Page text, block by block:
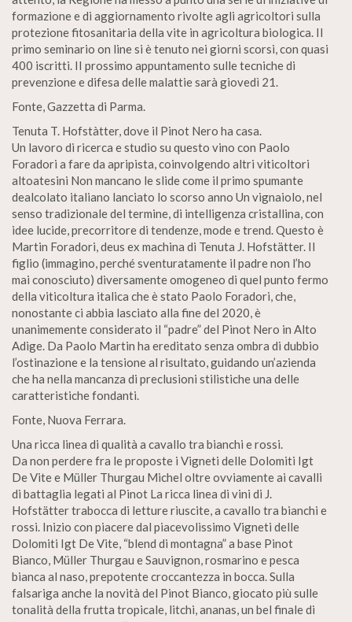
formazione e di aggiornamento rivolte agli agricoltori sulla
protezione fitosanitaria della vite in agricoltura biologica. Il
primo seminario on line si è tenuto nei giorni scorsi, con quasi
400 iscritti. II prossimo appuntamento sulle tecniche di
prevenzione e difesa delle malattie sarà giovedì 21.
Fonte, Gazzetta di Parma.
Tenuta T. Hofstàtter, dove il Pinot Nero ha casa.
Un lavoro di ricerca e studio su questo vino con Paolo
Foradori a fare da apripista, coinvolgendo altri viticoltori
altoatesini Non mancano le slide come il primo spumante
dealcolato italiano lanciato lo scorso anno Un vignaiolo, nel
senso tradizionale del termine, di intelligenza cristallina, con
idee lucide, precorritore di tendenze, mode e trend. Questo è
Martin Foradori, deus ex machina di Tenuta J. Hofstätter. Il
figlio (immagino, perché sventuratamente il padre non l’ho
mai conosciuto) diversamente omogeneo di quel punto fermo
della viticoltura italica che è stato Paolo Foradori, che,
nonostante ci abbia lasciato alla fine del 2020, è
unanimemente considerato il “padre” del Pinot Nero in Alto
Adige. Da Paolo Martin ha ereditato senza ombra di dubbio
l’ostinazione e la tensione al risultato, guidando un’azienda
che ha nella mancanza di preclusioni stilistiche una delle
caratteristiche fondanti.
Fonte, Nuova Ferrara.
Una ricca linea di qualità a cavallo tra bianchi e rossi.
Da non perdere fra le proposte i Vigneti delle Dolomiti Igt
De Vite e Müller Thurgau Michel oltre ovviamente ai cavalli
di battaglia legati al Pinot La ricca linea di vini di J.
Hofstätter trabocca di letture riuscite, a cavallo tra bianchi e
rossi. Inizio con piacere dal piacevolissimo Vigneti delle
Dolomiti Igt De Vite, “blend di montagna” a base Pinot
Bianco, Müller Thurgau e Sauvignon, rosmarino e pesca
bianca al naso, prepotente croccantezza in bocca. Sulla
falsariga anche la novità del Pinot Bianco, giocato più sulle
tonalità della frutta tropicale, litchi, ananas, un bel finale di